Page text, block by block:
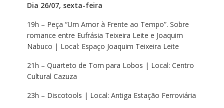
Dia 26/07, sexta-feira
19h – Peça “Um Amor à Frente ao Tempo”. Sobre
romance entre Eufrásia Teixeira Leite e Joaquim
Nabuco | Local: Espaço Joaquim Teixeira Leite
21h – Quarteto de Tom para Lobos | Local: Centro
Cultural Cazuza
23h – Discotools | Local: Antiga Estação Ferroviária